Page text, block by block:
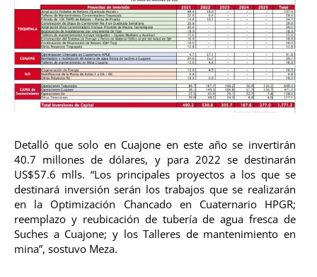
Detalló que solo en Cuajone en este año se invertirán
40.7 millones de dólares, y para 2022 se destinarán
US$57.6 mlls. “Los principales proyectos a los que se
destinará inversión serán los trabajos que se realizarán
en la Optimización Chancado en Cuaternario HPGR;
reemplazo y reubicación de tubería de agua fresca de
Suches a Cuajone; y los Talleres de mantenimiento en
mina”, sostuvo Meza.